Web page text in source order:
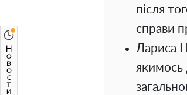
після
справи
Лариса
якимось